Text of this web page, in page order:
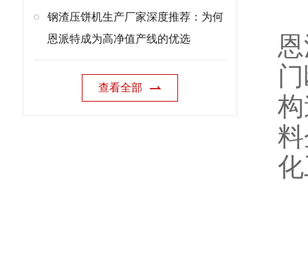
钢渣压饼机生产厂家深度推荐：为何
恩派特成为高净值产线的优选
查看全部